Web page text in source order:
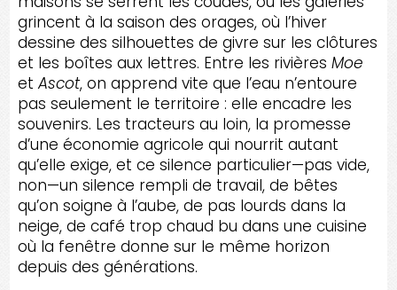
grincent à la saison des orages, où l’hiver
dessine des silhouettes de givre sur les clôtures
et les boîtes aux lettres. Entre les rivières Moe
etAscot, on apprend vite que l’eau n’entoure
pas seulement le territoire : elle encadre les
souvenirs. Les tracteurs au loin, la promesse
d’une économie agricole qui nourrit autant
qu’elle exige, et ce silence particulier—pas vide,
non—un silence rempli de travail, de bêtes
qu’on soigne à l’aube, de pas lourds dans la
neige, de café trop chaud bu dans une cuisine
où la fenêtre donne sur le même horizon
depuis des générations.